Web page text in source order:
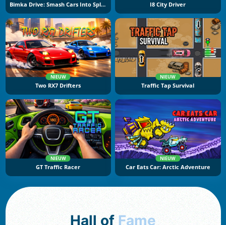
Bimka Drive: Smash Cars Into Splinters I8 City Driver
NIEUW
Two RX7 Drifters
NIEUW
Traffic Tap Survival
NIEUW
GT Traffic Racer
NIEUW
Car Eats Car: Arctic Adventure
Hall of Fame